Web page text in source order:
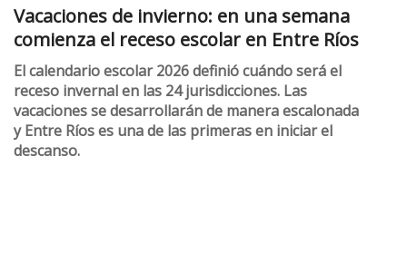
Vacaciones de invierno: en una semana
comienza el receso escolar en Entre Ríos
El calendario escolar 2026 definió cuándo será el
receso invernal en las 24 jurisdicciones. Las
vacaciones se desarrollarán de manera escalonada
y Entre Ríos es una de las primeras en iniciar el
descanso.